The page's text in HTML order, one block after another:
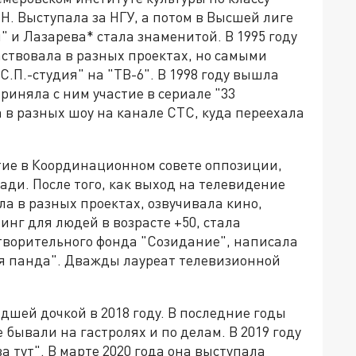
Выступала за НГУ, а потом в Высшей лиге
Лазарева* стала знаменитой. В 1995 году
в разных проектах, но самыми
студия" на "ТВ-6". В 1998 году вышла
с ним участие в сериале "33
разных шоу на канале СТС, куда переехала
в Координационном совете оппозиции,
После того, как выход на телевидение
в разных проектах, озвучивала кино,
для людей в возрасте +50, стала
фонда "Созидание", написала
панда". Дважды лауреат телевизионной
дочкой в 2018 году. В последние годы
на гастролях и по делам. В 2019 году
тут". В марте 2020 года она выступала